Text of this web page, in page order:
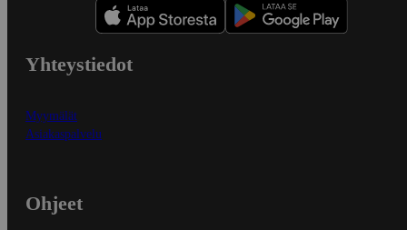
Yhteystiedot
Myymälät
Asiakaspalvelu
Ohjeet